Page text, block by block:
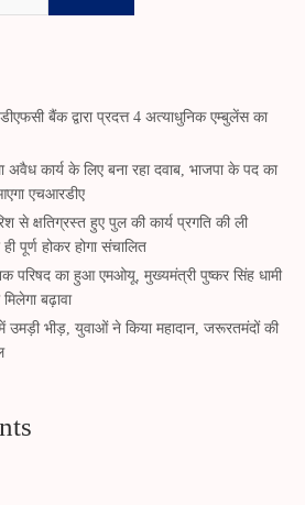
बैंक द्वारा प्रदत्त 4 अत्याधुनिक एम्बुलेंस का
अवैध कार्य के लिए बना रहा दवाब, भाजपा के पद का
एचआरडीए
से क्षतिग्रस्त हुए पुल की कार्य प्रगति की ली
पूर्ण होकर होगा संचालित
परिषद का हुआ एमओयू, मुख्यमंत्री पुष्कर सिंह धामी
बढ़ावा
उमड़ी भीड़, युवाओं ने किया महादान, जरूरतमंदों की